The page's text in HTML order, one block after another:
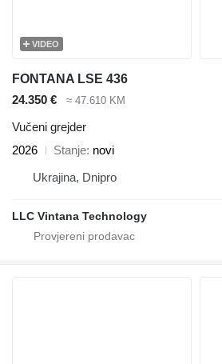
VIDEO
FONTANA LSE 436
24.350 €
≈ 47.610 KM
Vučeni grejder
2026
Stanje novi
Ukrajina, Dnipro
LLC Vintana Technology